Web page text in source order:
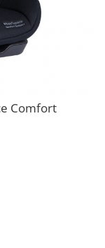
Comfort